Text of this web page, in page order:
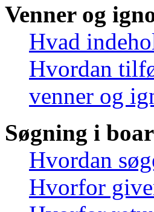
Venner og
Hvad
Hvordan
venner og
Søgning i
Hvordan
Hvorfor